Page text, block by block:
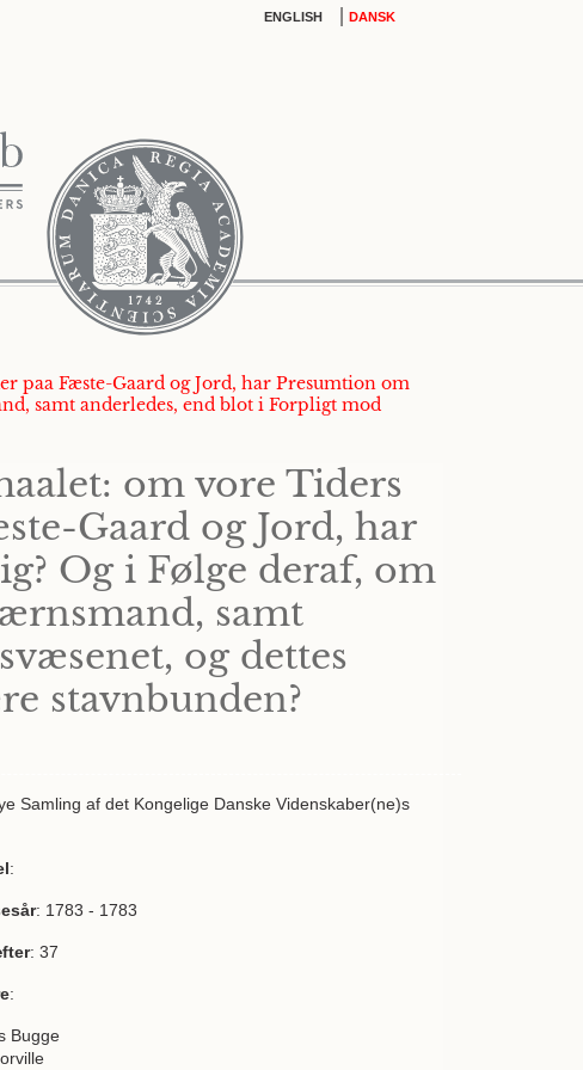
ENGLISH DANSK
paa Fæste-Gaard og Jord, har Presumtion om
samt anderledes, end blot i Forpligt mod
om vore Tiders
Gaard og Jord, har
Og i Følge deraf, om
samt
og dettes
stavnbunden?
Samling af det Kongelige Danske Videnskaber(ne)s
:
: 1783 - 1783
: 37
:
Bugge